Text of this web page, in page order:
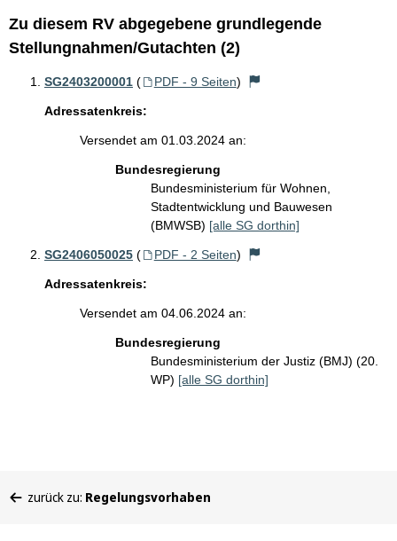
Zu diesem RV abgegebene grundlegende
Stellungnahmen/Gutachten (2)
SG2403200001 ( PDF - 9 Seiten)
Adressatenkreis:
Versendet am 01.03.2024 an:
Bundesregierung
Bundesministerium für Wohnen,
Stadtentwicklung und Bauwesen
(BMWSB) [alle SG dorthin]
SG2406050025 ( PDF - 2 Seiten)
Adressatenkreis:
Versendet am 04.06.2024 an:
Bundesregierung
Bundesministerium der Justiz (BMJ) (20.
WP) [alle SG dorthin]
befinden
zurück zu: Regelungsvorhaben